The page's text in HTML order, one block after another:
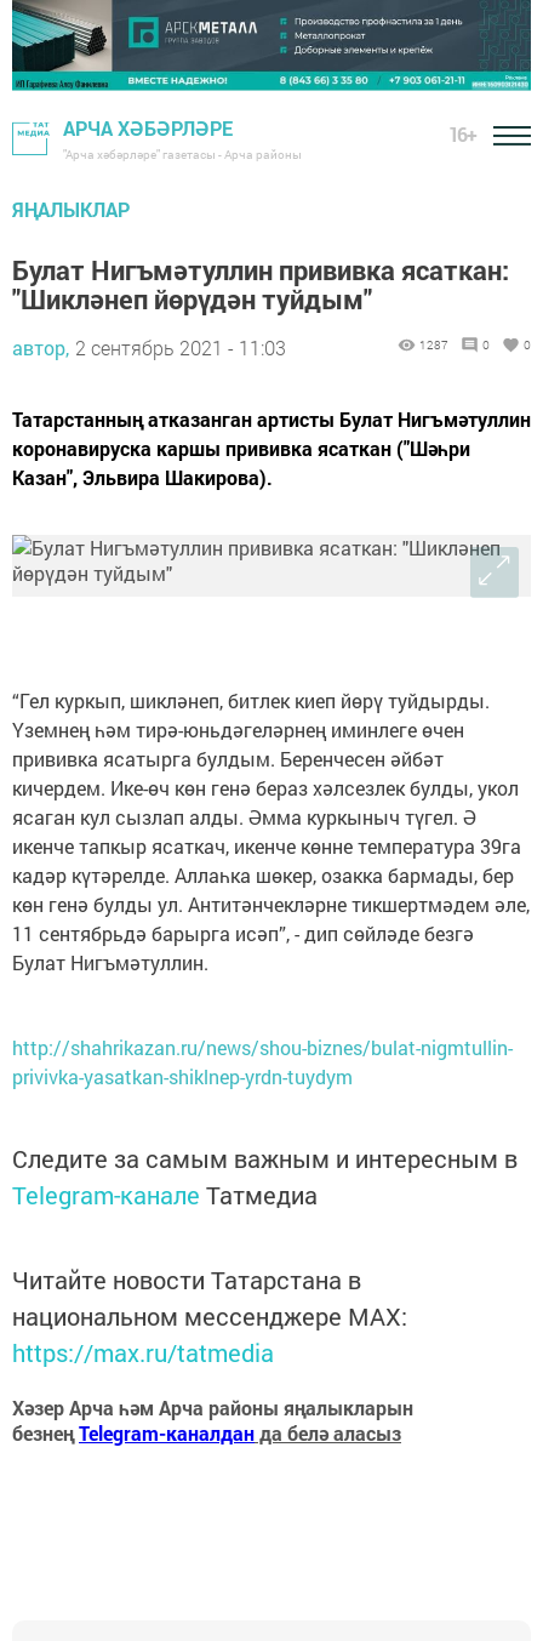
АРЧА ХӘБӘРЛӘРЕ
"Арча хәбәрләре" газетасы - Арча районы
16+
ЯҢАЛЫКЛАР
Булат Нигъмәтуллин прививка ясаткан:
"Шикләнеп йөрүдән туйдым"
автор, 2 сентябрь 2021 - 11:03 1287 0 0
Татарстанның атказанган артисты Булат Нигъмәтуллин
коронавируска каршы прививка ясаткан ("Шәһри
Казан", Эльвира Шакирова).
“Гел куркып, шикләнеп, битлек киеп йөрү туйдырды.
Үземнең һәм тирә-юньдәгеләрнең иминлеге өчен
прививка ясатырга булдым. Беренчесен әйбәт
кичердем. Ике-өч көн генә бераз хәлсезлек булды, укол
ясаган кул сызлап алды. Әмма куркыныч түгел. Ә
икенче тапкыр ясаткач, икенче көнне температура 39га
кадәр күтәрелде. Аллаһка шөкер, озакка бармады, бер
көн генә булды ул. Антитәнчекләрне тикшертмәдем әле,
11 сентябрьдә барырга исәп”, - дип сөйләде безгә
Булат Нигъмәтуллин.
http://shahrikazan.ru/news/shou-biznes/bulat-nigmtullin-
privivka-yasatkan-shiklnep-yrdn-tuydym
Следите за самым важным и интересным в
Telegram-канале Татмедиа
Читайте новости Татарстана в
национальном мессенджере MАХ:
https://max.ru/tatmedia
Хәзер Арча һәм Арча районы яңалыкларын
безнеңTelegram-каналданда белә аласыз